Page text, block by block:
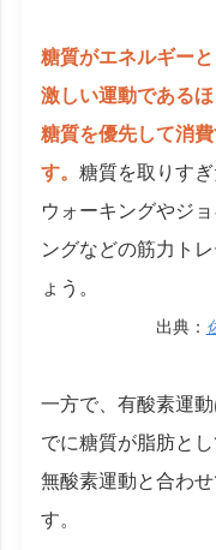
糖質がエネルギー
激しい運動である
糖質を優先して消
す。糖質を取りす
ウォーキングやジ
ングなどの筋力ト
ょう。
出典：
一方で、有酸素運
でに糖質が脂肪と
無酸素運動と合わ
す。